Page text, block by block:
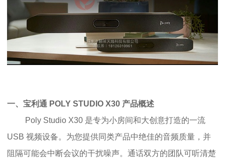
一、宝利通 POLY STUDIO X30 产品概述
Poly Studio X30 是专为小房间和大创意打造的一流
USB 视频设备。为您提供同类产品中绝佳的音频质量，并
阻隔可能会中断会议的干扰噪声。通话双方的团队可听清楚